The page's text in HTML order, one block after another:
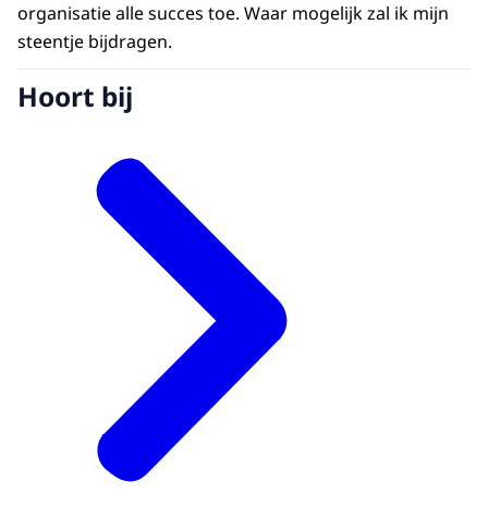
organisatie alle succes toe. Waar mogelijk zal ik mijn
steentje bijdragen.
Hoort bij